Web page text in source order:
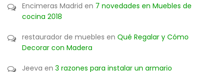
Encimeras Madrid en 7 novedades en Muebles de
cocina 2018
restaurador de muebles en Qué Regalar y Cómo
Decorar con Madera
Jeeva en 3 razones para instalar un armario